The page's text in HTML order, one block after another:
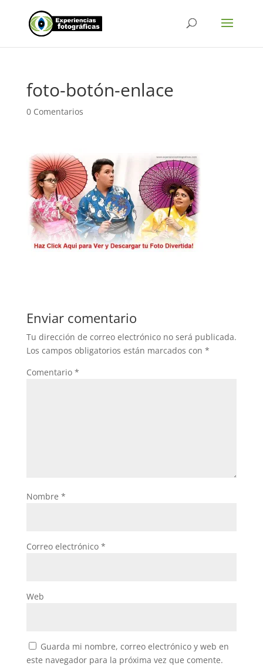
foto-botón-enlace
0 Comentarios
Enviar comentario
Tu dirección de correo electrónico no será publicada.
Los campos obligatorios están marcados con *
Comentario *
Nombre *
Correo electrónico *
Web
Guarda mi nombre, correo electrónico y web en
este navegador para la próxima vez que comente.